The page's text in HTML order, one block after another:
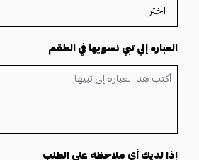
العباره إلي تبي نسويها في الطقم
إذا لديك أي ملاحظه على الطلب